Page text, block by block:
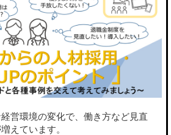
営環境の変化で、働き方など見直
えています。